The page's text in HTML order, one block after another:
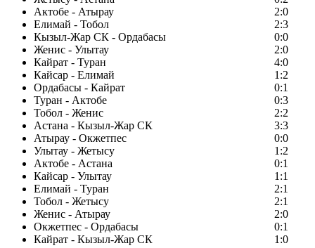
Актобе - Атырау
2:0
Елимай - Тобол
2:3
Кызыл-Жар СК - Ордабасы
0:0
Женис - Улытау
2:0
Кайрат - Туран
4:0
Кайсар - Елимай
1:2
Ордабасы - Кайрат
0:1
Туран - Актобе
0:3
Тобол - Женис
2:2
Астана - Кызыл-Жар СК
3:3
Атырау - Окжетпес
0:0
Улытау - Жетысу
1:2
Актобе - Астана
0:1
Кайсар - Улытау
1:1
Елимай - Туран
2:1
Тобол - Жетысу
2:1
Женис - Атырау
2:0
Окжетпес - Ордабасы
0:1
Кайрат - Кызыл-Жар СК
1:0